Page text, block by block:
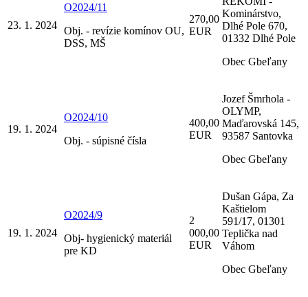
23. 1. 2024
O2024/11
Obj. - revízie komínov OU,
DSS, MŠ
270,00
EUR
Kominárstvo,
Dlhé Pole 670,
01332 Dlhé Pole
Obec Gbeľany
19. 1. 2024
O2024/10
Obj. - súpisné čísla
400,00
EUR
Jozef Šmrhola -
OLYMP,
Maďarovská 145,
93587 Santovka
Obec Gbeľany
19. 1. 2024
O2024/9
Obj- hygienický materiál
pre KD
2
000,00
EUR
Dušan Gápa, Za
Kaštielom
591/17, 01301
Teplička nad
Váhom
Obec Gbeľany